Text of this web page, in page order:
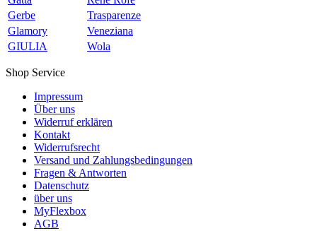
Gerbe
Trasparenze
Glamory
Veneziana
GIULIA
Wola
Shop Service
Impressum
Über uns
Widerruf erklären
Kontakt
Widerrufsrecht
Versand und Zahlungsbedingungen
Fragen & Antworten
Datenschutz
über uns
MyFlexbox
AGB